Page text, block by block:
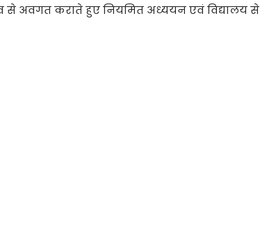
से अवगत कराते हुए नियमित अध्ययन एवं विद्यालय से